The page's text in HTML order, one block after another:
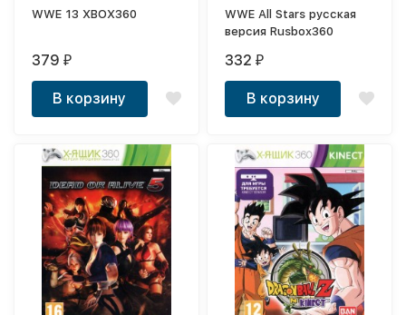
WWE 13 XBOX360
379₽
В корзину
WWE All Stars русская
версия Rusbox360
332₽
В корзину